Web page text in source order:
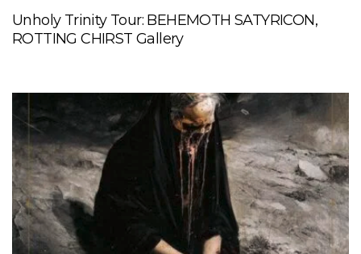
Unholy Trinity Tour: BEHEMOTH SATYRICON,
ROTTING CHIRST Gallery